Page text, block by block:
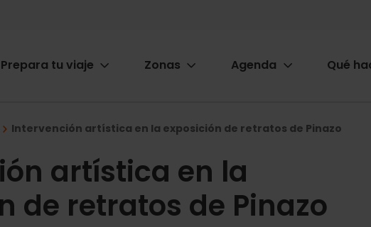
Main
Prepara tu viaje Zonas Agenda Qué
Intervención artística en la exposición de retratos de Pinazo
artística en la
de retratos de Pinazo